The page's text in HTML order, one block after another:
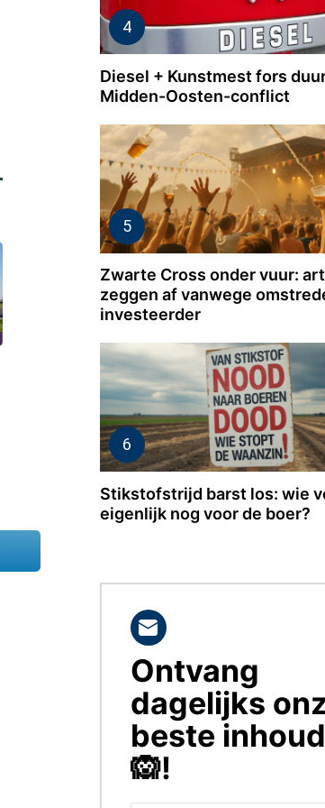
Diesel + Kunstmest fors
Midden-Oosten-conflict
Zwarte Cross onder vuur:
zeggen af vanwege
investeerder
Stikstofstrijd barst los: wie
eigenlijk nog voor de boer?
BLIJF
OP
DE
HOOGTE!
Ontvang
dagelijks
beste inhoud
🙉!